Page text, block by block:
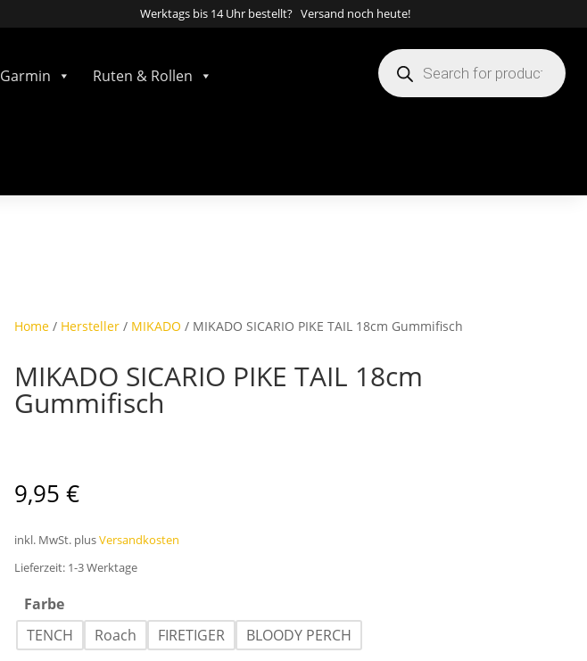
Werktags bis 14 Uhr bestellt? Versand noch heute!
Garmin Ruten & Rollen
Products
search
Home/ Hersteller/ MIKADO / MIKADO SICARIO PIKE TAIL 18cm Gummifisch
MIKADO SICARIO PIKE TAIL 18cm
Gummifisch
9,95 €
inkl. MwSt. plusVersandkosten
Lieferzeit: 1-3 Werktage
Farbe
TENCH
Roach FIRETIGER BLOODY PERCH